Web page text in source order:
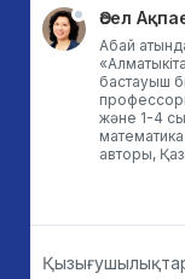
Әсел
Абай
бастауыш
және 1-4
авторы,